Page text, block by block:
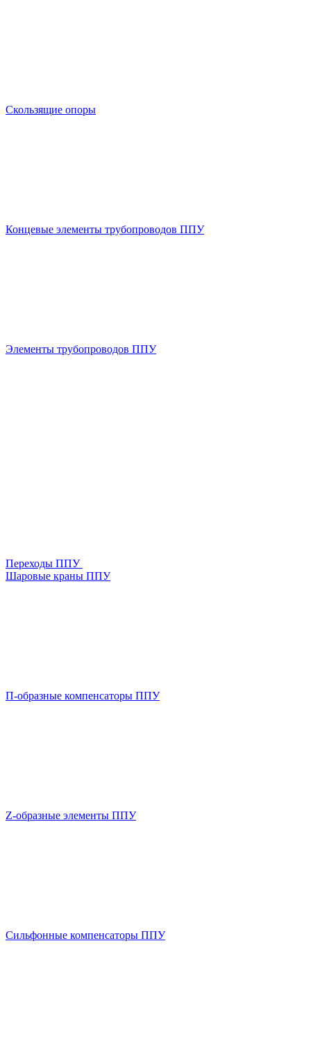
Скользящие опоры
Концевые элементы трубопроводов ППУ
Элементы трубопроводов ППУ
Переходы ППУ
Шаровые краны ППУ
П-образные компенсаторы ППУ
Z-образные элементы ППУ
Сильфонные компенсаторы ППУ